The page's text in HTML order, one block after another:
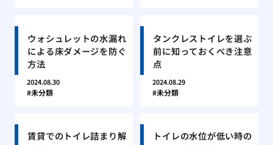
ウォシュレットの水漏れ
による床ダメージを防ぐ
方法
2024.08.30
未分類
タンクレストイレを選ぶ
前に知っておくべき注意
点
2024.08.29
未分類
賃貸でのトイレ詰まり解
トイレの水位が低い時の